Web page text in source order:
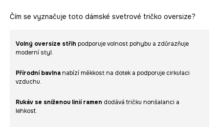
Čím se vyznačuje toto dámské svetrové tričko oversize?
Volný oversize střih podporuje volnost pohybu a zdůrazňuje
moderní styl.
Přírodní bavlna nabízí měkkost na dotek a podporuje cirkulaci
vzduchu.
Rukáv se sníženou linií ramen dodává tričku nonšalanci a
lehkost.